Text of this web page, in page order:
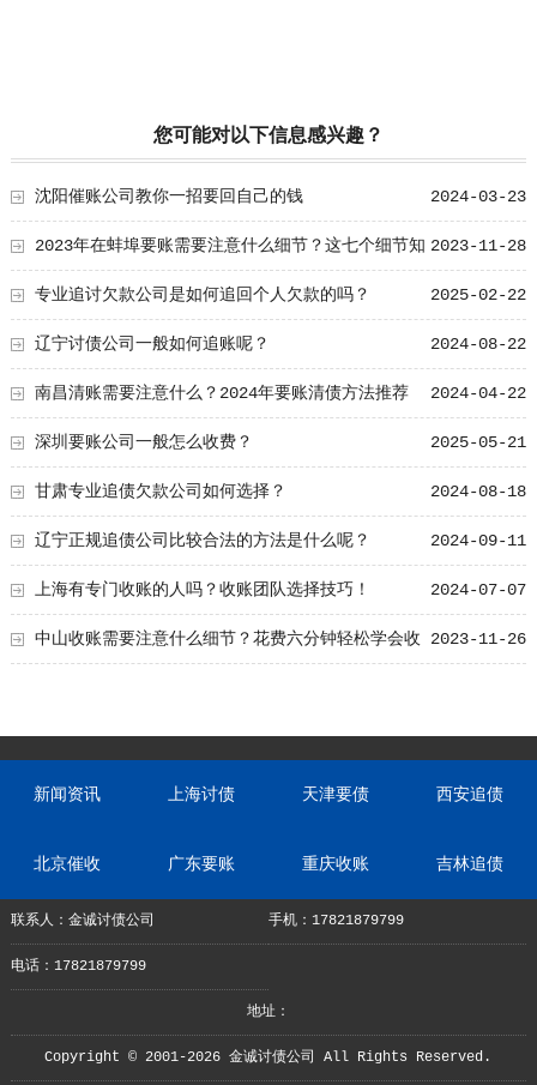
您可能对以下信息感兴趣？
2024-03-23
沈阳催账公司教你一招要回自己的钱
2023-11-28
2023年在蚌埠要账需要注意什么细节？这七个细节知
道少走很多弯路！！ 2025-02-22
专业追讨欠款公司是如何追回个人欠款的吗？
2024-08-22
辽宁讨债公司一般如何追账呢？
2024-04-22
南昌清账需要注意什么？2024年要账清债方法推荐
2025-05-21
深圳要账公司一般怎么收费？
2024-08-18
甘肃专业追债欠款公司如何选择？
2024-09-11
辽宁正规追债公司比较合法的方法是什么呢？
2024-07-07
上海有专门收账的人吗？收账团队选择技巧！
2023-11-26
中山收账需要注意什么细节？花费六分钟轻松学会收
新闻资讯 上海讨债 天津要债 西安追债
北京催收 广东要账 重庆收账 吉林追债
联系人：金诚讨债公司 手机：17821879799
电话：17821879799
地址：
Copyright © 2001-2026 金诚讨债公司 All Rights Reserved.